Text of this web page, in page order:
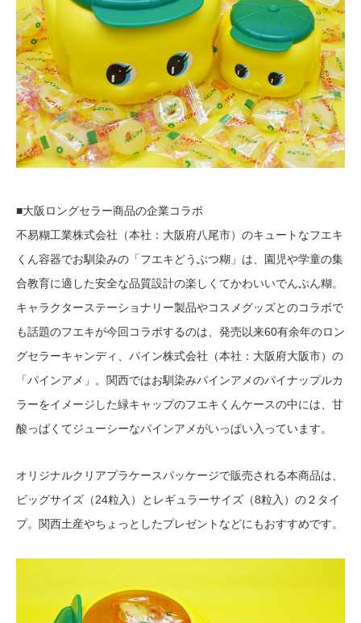
■大阪ロングセラー商品の企業コラボ
不易糊工業株式会社（本社：大阪府八尾市）のキュートなフエキ
くん容器でお馴染みの「フエキどうぶつ糊」は、園児や学童の集
合教育に適した安全な品質設計の楽しくてかわいいでんぷん糊。
キャラクターステーショナリー製品やコスメグッズとのコラボで
も話題のフエキが今回コラボするのは、発売以来60有余年のロン
グセラーキャンディ、パイン株式会社（本社：大阪府大阪市）の
「パインアメ」。関西ではお馴染みパインアメのパイナップルカ
ラーをイメージした緑キャップのフエキくんケースの中には、甘
酸っぱくてジューシーなパインアメがいっぱい入っています。
オリジナルクリアプラケースパッケージで販売される本商品は、
ビッグサイズ（24粒入）とレギュラーサイズ（8粒入）の２タイ
プ。関西土産やちょっとしたプレゼントなどにもおすすめです。